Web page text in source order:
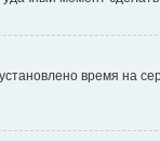
время на